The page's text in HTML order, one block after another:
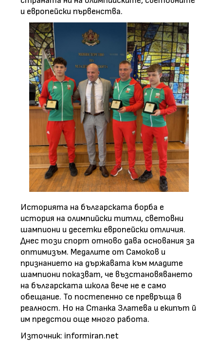
и европейски първенства.
Историята на българската борба е
история на олимпийски титли, световни
шампиони и десетки европейски отличия.
Днес този спорт отново дава основания за
оптимизъм. Медалите от Самоков и
признанието на държавата към младите
шампиони показват, че възстановяването
на българската школа вече не е само
обещание. То постепенно се превръща в
реалност. Но на Станка Златева и екипът й
им предстои още много работа.
Източник: informiran.net